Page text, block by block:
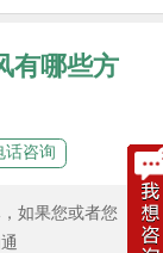
有哪些方
话咨询
如果您或者您